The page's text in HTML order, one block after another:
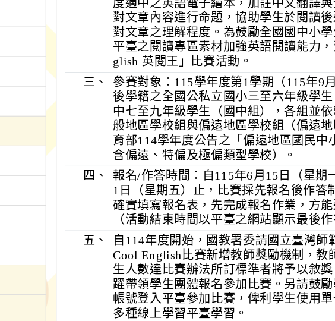
度適中之英語電子繪本，加註中文翻譯
對文章內容進行命題，協助學生於閱讀後
對文章之理解程度。為鼓勵全國國中小
平臺之閱讀專區素材加強英語閱讀能力
glish 英閱王」比賽活動。
三、
參賽對象：115學年度第1學期（115年9
後學籍之全國公私立國小三至六年級學
中七至九年級學生（國中組），各組並
般地區學校組與偏遠地區學校組（偏遠
育部114學年度公告之「偏遠地區國民中
含偏遠、特偏及極偏類型學校）。
四、
報名/作答時間：自115年6月15日（星期
1日（星期五）止，比賽採先報名後作答
確實填寫報名表，先完成報名作業，方
（活動結束時間以平臺之網站顯示最後
五、
自114年度開始，國教署委請國立臺灣師
Cool English比賽新增教師獎勵機制，教
生人數達比賽辦法所訂標準者將予以敘
躍帶領學生團體報名參加比賽。另請鼓
帳號登入平臺參加比賽，俾利學生使用
多種線上學習平臺學習。